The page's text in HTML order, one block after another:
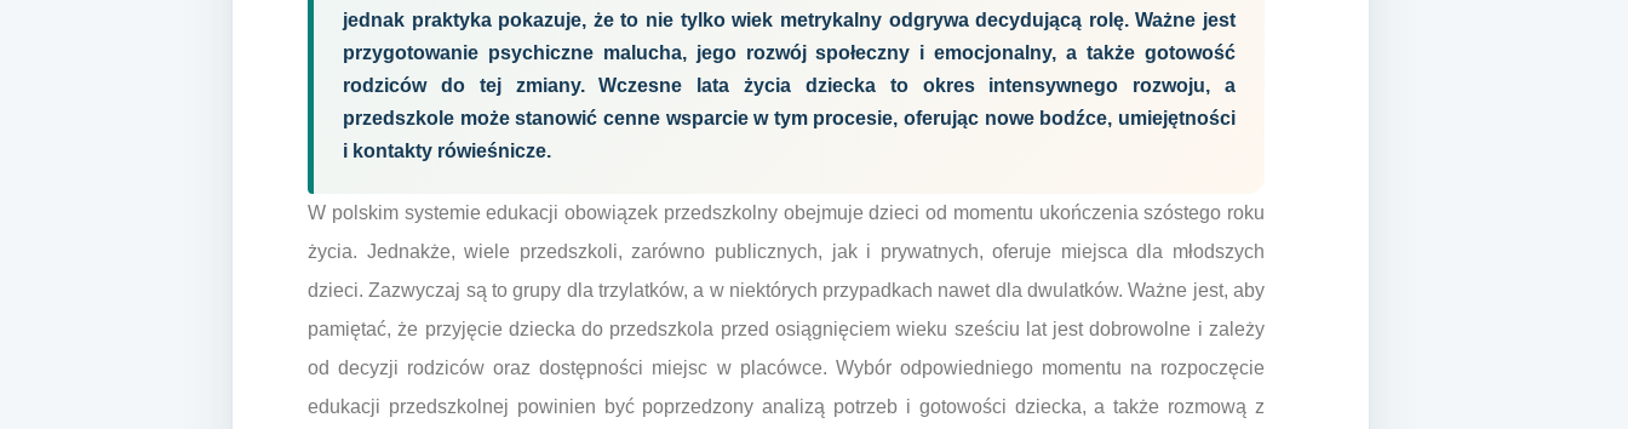
jednak praktyka pokazuje, że to nie tylko wiek metrykalny odgrywa decydującą rolę. Ważne jest
przygotowanie psychiczne malucha, jego rozwój społeczny i emocjonalny, a także gotowość
rodziców do tej zmiany. Wczesne lata życia dziecka to okres intensywnego rozwoju, a
przedszkole może stanowić cenne wsparcie w tym procesie, oferując nowe bodźce, umiejętności
i kontakty rówieśnicze.
W polskim systemie edukacji obowiązek przedszkolny obejmuje dzieci od momentu ukończenia szóstego roku
życia. Jednakże, wiele przedszkoli, zarówno publicznych, jak i prywatnych, oferuje miejsca dla młodszych
dzieci. Zazwyczaj są to grupy dla trzylatków, a w niektórych przypadkach nawet dla dwulatków. Ważne jest, aby
pamiętać, że przyjęcie dziecka do przedszkola przed osiągnięciem wieku sześciu lat jest dobrowolne i zależy
od decyzji rodziców oraz dostępności miejsc w placówce. Wybór odpowiedniego momentu na rozpoczęcie
edukacji przedszkolnej powinien być poprzedzony analizą potrzeb i gotowości dziecka, a także rozmową z